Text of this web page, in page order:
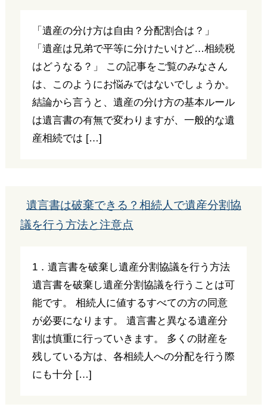
「遺産の分け方は自由？分配割合は？」
「遺産は兄弟で平等に分けたいけど…相続税
はどうなる？」 この記事をご覧のみなさん
は、このようにお悩みではないでしょうか。
結論から言うと、遺産の分け方の基本ルール
は遺言書の有無で変わりますが、一般的な遺
産相続では […]
遺言書は破棄できる？相続人で遺産分割協
議を行う方法と注意点
1．遺言書を破棄し遺産分割協議を行う方法
遺言書を破棄し遺産分割協議を行うことは可
能です。 相続人に値するすべての方の同意
が必要になります。 遺言書と異なる遺産分
割は慎重に行っていきます。 多くの財産を
残している方は、各相続人への分配を行う際
にも十分 […]